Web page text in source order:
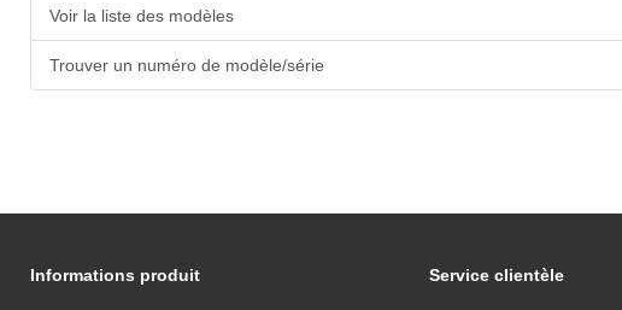
Voir la liste des modèles
Trouver un numéro de modèle/série
Informations produit Service clientèle